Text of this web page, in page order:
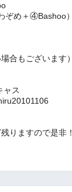
め＋④Bashoo）
合もございます）
ャス
りますので是非！